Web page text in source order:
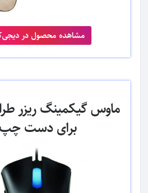
مشاهده محصول در
ماوس گیکمینگ ریزر
برای دست چپ